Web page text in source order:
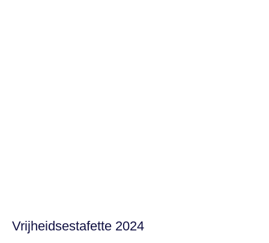
Vrijheidsestafette 2024